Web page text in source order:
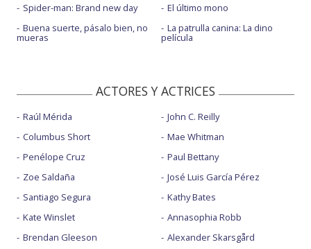
Spider-man: Brand new day
Buena suerte, pásalo bien, no
mueras
El último mono
La patrulla canina: La dino
película
ACTORES Y ACTRICES
Raúl Mérida
Columbus Short
Penélope Cruz
Zoe Saldaña
Santiago Segura
Kate Winslet
Brendan Gleeson
John C. Reilly
Mae Whitman
Paul Bettany
José Luis García Pérez
Kathy Bates
Annasophia Robb
Alexander Skarsgård